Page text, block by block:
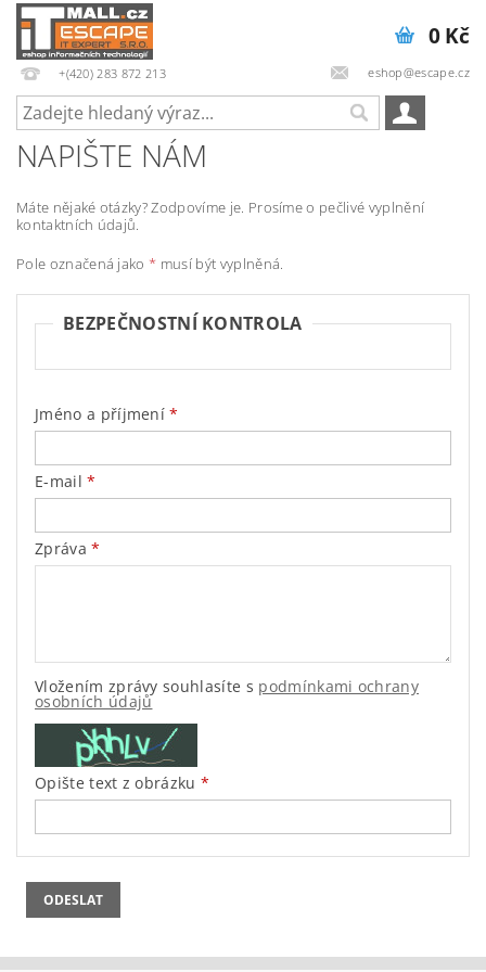
+(420) 283 872 213 eshop@escape.cz
0 Kč
NAPIŠTE NÁM
Máte nějaké otázky? Zodpovíme je. Prosíme o pečlivé vyplnění
kontaktních údajů.
Pole označená jako * musí být vyplněná.
BEZPEČNOSTNÍ KONTROLA
Jméno a příjmení
E-mail
Zpráva
Vložením zprávy souhlasíte s podmínkami ochrany
osobních údajů
Opište text z obrázku